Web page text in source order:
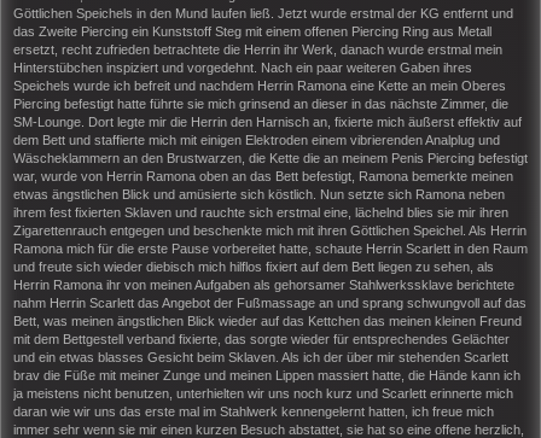
Göttlichen Speichels in den Mund laufen ließ. Jetzt wurde erstmal der KG entfernt und
das Zweite Piercing ein Kunststoff Steg mit einem offenen Piercing Ring aus Metall
ersetzt, recht zufrieden betrachtete die Herrin ihr Werk, danach wurde erstmal mein
Hinterstübchen inspiziert und vorgedehnt. Nach ein paar weiteren Gaben ihres
Speichels wurde ich befreit und nachdem Herrin Ramona eine Kette an mein Oberes
Piercing befestigt hatte führte sie mich grinsend an dieser in das nächste Zimmer, die
SM-Lounge. Dort legte mir die Herrin den Harnisch an, fixierte mich äußerst effektiv auf
dem Bett und staffierte mich mit einigen Elektroden einem vibrierenden Analplug und
Wäscheklammern an den Brustwarzen, die Kette die an meinem Penis Piercing befestigt
war, wurde von Herrin Ramona oben an das Bett befestigt, Ramona bemerkte meinen
etwas ängstlichen Blick und amüsierte sich köstlich. Nun setzte sich Ramona neben
ihrem fest fixierten Sklaven und rauchte sich erstmal eine, lächelnd blies sie mir ihren
Zigarettenrauch entgegen und beschenkte mich mit ihren Göttlichen Speichel. Als Herrin
Ramona mich für die erste Pause vorbereitet hatte, schaute Herrin Scarlett in den Raum
und freute sich wieder diebisch mich hilflos fixiert auf dem Bett liegen zu sehen, als
Herrin Ramona ihr von meinen Aufgaben als gehorsamer Stahlwerkssklave berichtete
nahm Herrin Scarlett das Angebot der Fußmassage an und sprang schwungvoll auf das
Bett, was meinen ängstlichen Blick wieder auf das Kettchen das meinen kleinen Freund
mit dem Bettgestell verband fixierte, das sorgte wieder für entsprechendes Gelächter
und ein etwas blasses Gesicht beim Sklaven. Als ich der über mir stehenden Scarlett
brav die Füße mit meiner Zunge und meinen Lippen massiert hatte, die Hände kann ich
ja meistens nicht benutzen, unterhielten wir uns noch kurz und Scarlett erinnerte mich
daran wie wir uns das erste mal im Stahlwerk kennengelernt hatten, ich freue mich
immer sehr wenn sie mir einen kurzen Besuch abstattet, sie hat so eine offene herzlich,